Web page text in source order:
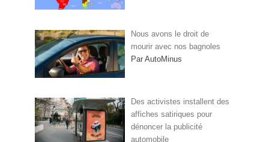
Nous avons le droit de
mourir avec nos bagnoles
Par AutoMinus
Des activistes installent des
affiches satiriques pour
dénoncer la publicité
automobile